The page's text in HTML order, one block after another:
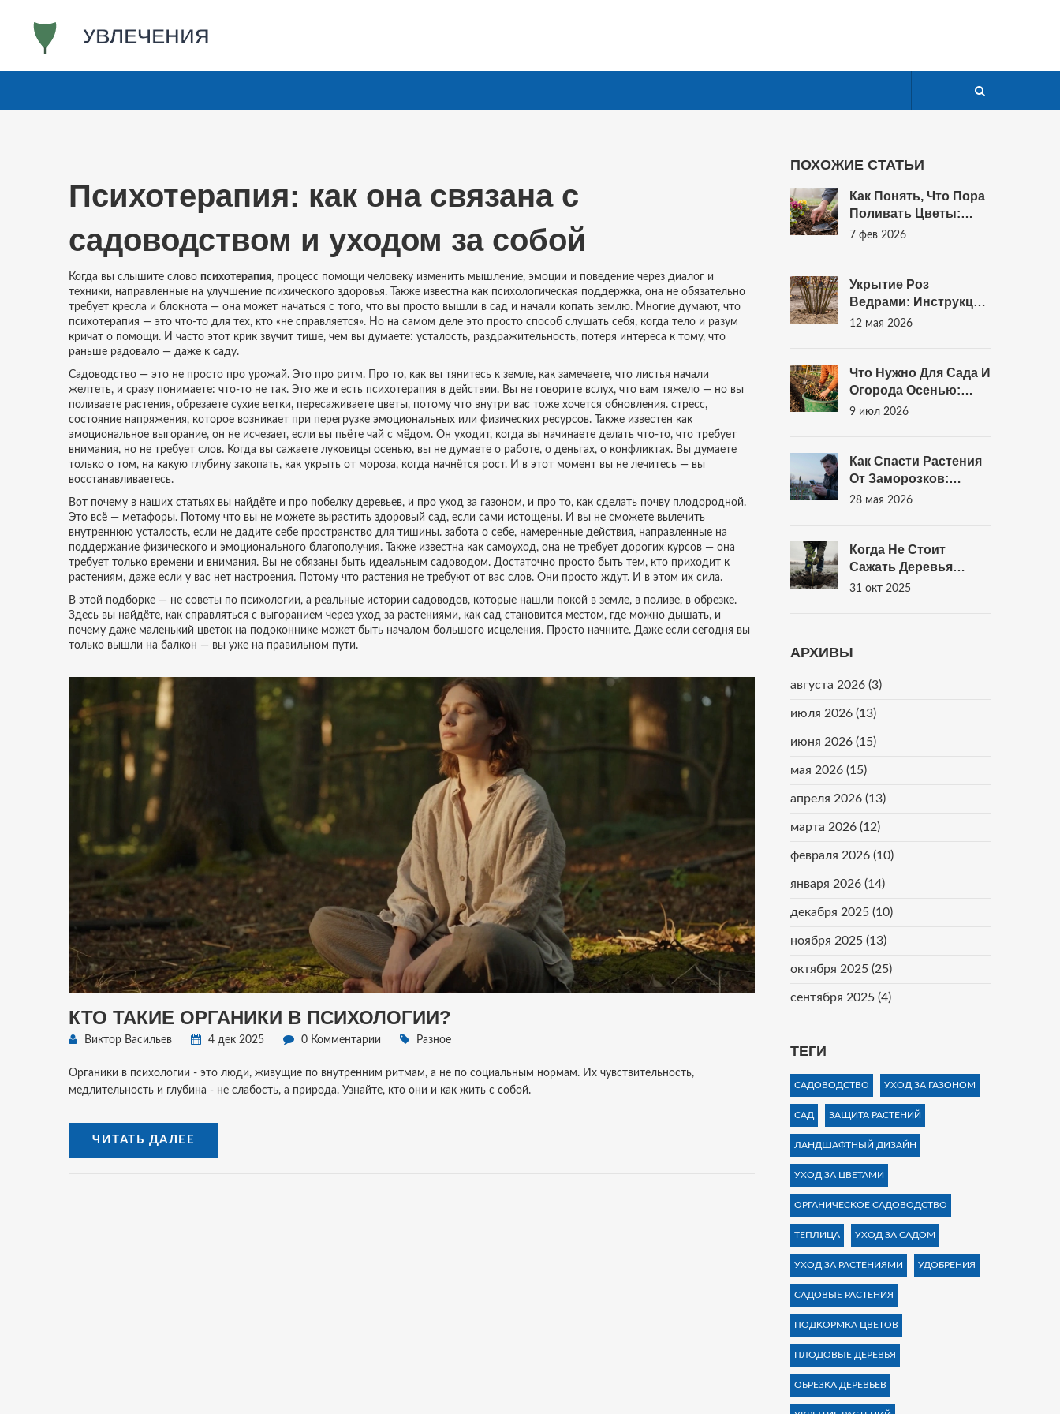
Психотерапия: как она связана с
садоводством и уходом за собой
Когда вы слышите слово психотерапия, процесс помощи человеку изменить мышление, эмоции и поведение через диалог и
техники, направленные на улучшение психического здоровья. Также известна как психологическая поддержка, она не обязательно
требует кресла и блокнота — она может начаться с того, что вы просто вышли в сад и начали копать землю. Многие думают, что
психотерапия — это что-то для тех, кто «не справляется». Но на самом деле это просто способ слушать себя, когда тело и разум
кричат о помощи. И часто этот крик звучит тише, чем вы думаете: усталость, раздражительность, потеря интереса к тому, что
раньше радовало — даже к саду.
Садоводство — это не просто про урожай. Это про ритм. Про то, как вы тянитесь к земле, как замечаете, что листья начали
желтеть, и сразу понимаете: что-то не так. Это же и есть психотерапия в действии. Вы не говорите вслух, что вам тяжело — но вы
поливаете растения, обрезаете сухие ветки, пересаживаете цветы, потому что внутри вас тоже хочется обновления. стресс,
состояние напряжения, которое возникает при перегрузке эмоциональных или физических ресурсов. Также известен как
эмоциональное выгорание, он не исчезает, если вы пьёте чай с мёдом. Он уходит, когда вы начинаете делать что-то, что требует
внимания, но не требует слов. Когда вы сажаете луковицы осенью, вы не думаете о работе, о деньгах, о конфликтах. Вы думаете
только о том, на какую глубину закопать, как укрыть от мороза, когда начнётся рост. И в этот момент вы не лечитесь — вы
восстанавливаетесь.
Вот почему в наших статьях вы найдёте и про побелку деревьев, и про уход за газоном, и про то, как сделать почву плодородной.
Это всё — метафоры. Потому что вы не можете вырастить здоровый сад, если сами истощены. И вы не сможете вылечить
внутреннюю усталость, если не дадите себе пространство для тишины. забота о себе, намеренные действия, направленные на
поддержание физического и эмоционального благополучия. Также известна как самоуход, она не требует дорогих курсов — она
требует только времени и внимания. Вы не обязаны быть идеальным садоводом. Достаточно просто быть тем, кто приходит к
растениям, даже если у вас нет настроения. Потому что растения не требуют от вас слов. Они просто ждут. И в этом их сила.
В этой подборке — не советы по психологии, а реальные истории садоводов, которые нашли покой в земле, в поливе, в обрезке.
Здесь вы найдёте, как справляться с выгоранием через уход за растениями, как сад становится местом, где можно дышать, и
почему даже маленький цветок на подоконнике может быть началом большого исцеления. Просто начните. Даже если сегодня вы
только вышли на балкон — вы уже на правильном пути.
КТО ТАКИЕ ОРГАНИКИ В ПСИХОЛОГИИ?
Виктор Васильев 4 дек 2025 0 Комментарии Разное
Органики в психологии - это люди, живущие по внутренним ритмам, а не по социальным нормам. Их чувствительность,
медлительность и глубина - не слабость, а природа. Узнайте, кто они и как жить с собой.
ЧИТАТЬ ДАЛЕЕ
ПОХОЖИЕ СТАТЬИ
Как Понять, Что Пора
Поливать Цветы:
Практические
7 фев 2026
Укрытие Роз
Ведрами: Инструкция,
Плюсы И Минусы
12 мая 2026
Что Нужно Для Сада И
Огорода Осенью:
Полный Чек-Лист
9 июл 2026
Как Спасти Растения
От Заморозков:
Экстренные Меры И
28 мая 2026
Когда Не Стоит
Сажать Деревья
Весной: Ошибки,
31 окт 2025
АРХИВЫ
августа 2026 (3)
июля 2026 (13)
июня 2026 (15)
мая 2026 (15)
апреля 2026 (13)
марта 2026 (12)
февраля 2026 (10)
января 2026 (14)
декабря 2025 (10)
ноября 2025 (13)
октября 2025 (25)
сентября 2025 (4)
ТЕГИ
САДОВОДСТВО УХОД ЗА ГАЗОНОМ
САД ЗАЩИТА РАСТЕНИЙ
ЛАНДШАФТНЫЙ ДИЗАЙН
УХОД ЗА ЦВЕТАМИ
ОРГАНИЧЕСКОЕ САДОВОДСТВО
ТЕПЛИЦА УХОД ЗА САДОМ
УХОД ЗА РАСТЕНИЯМИ УДОБРЕНИЯ
САДОВЫЕ РАСТЕНИЯ
ПОДКОРМКА ЦВЕТОВ
ПЛОДОВЫЕ ДЕРЕВЬЯ
ОБРЕЗКА ДЕРЕВЬЕВ